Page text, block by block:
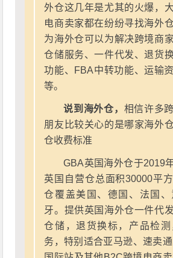
外仓这几年是尤其的火爆，
电商卖家都在纷纷寻找海外
为海外仓可以为解决跨境商
仓储服务、一件代发、退货
功能、FBA中转功能、运输
等。
说到海外仓， 相信许多
朋友比较关心的是哪家海外
仓收费标准
GBA英国海外仓于2019
英国自营仓总面积30000平
仓覆盖美国、德国、法国
牙。提供英国海外仓一件代
仓储，退货换标，产品检
务，特别适合亚马逊、速卖